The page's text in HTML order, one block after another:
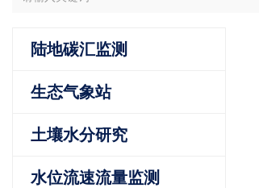
陆地碳汇监测
生态气象站
土壤水分研究
水位流速流量监测